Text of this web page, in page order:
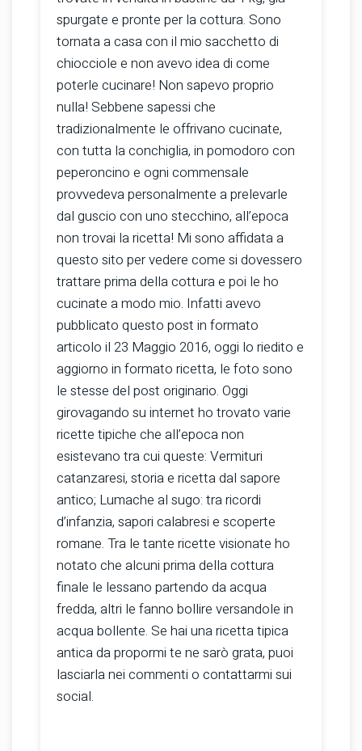
spurgate e pronte per la cottura. Sono
tornata a casa con il mio sacchetto di
chiocciole e non avevo idea di come
poterle cucinare! Non sapevo proprio
nulla! Sebbene sapessi che
tradizionalmente le offrivano cucinate,
con tutta la conchiglia, in pomodoro con
peperoncino e ogni commensale
provvedeva personalmente a prelevarle
dal guscio con uno stecchino, all’epoca
non trovai la ricetta! Mi sono affidata a
questo sito per vedere come si dovessero
trattare prima della cottura e poi le ho
cucinate a modo mio. Infatti avevo
pubblicato questo post in formato
articolo il 23 Maggio 2016, oggi lo riedito e
aggiorno in formato ricetta, le foto sono
le stesse del post originario. Oggi
girovagando su internet ho trovato varie
ricette tipiche che all’epoca non
esistevano tra cui queste: Vermituri
catanzaresi, storia e ricetta dal sapore
antico; Lumache al sugo: tra ricordi
d’infanzia, sapori calabresi e scoperte
romane. Tra le tante ricette visionate ho
notato che alcuni prima della cottura
finale le lessano partendo da acqua
fredda, altri le fanno bollire versandole in
acqua bollente. Se hai una ricetta tipica
antica da propormi te ne sarò grata, puoi
lasciarla nei commenti o contattarmi sui
social.